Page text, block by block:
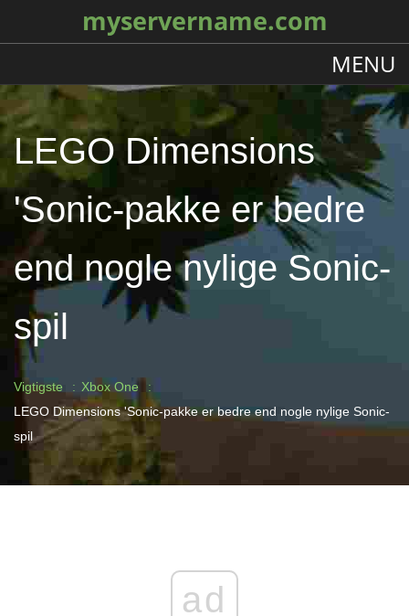
myservername.com
MENU
LEGO Dimensions
'Sonic-pakke er bedre
end nogle nylige Sonic-
spil
Vigtigste
Xbox One
LEGO Dimensions 'Sonic-pakke er bedre end nogle nylige Sonic-
spil
ad